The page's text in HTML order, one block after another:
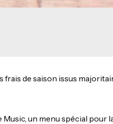
frais de saison issus
un menu spécial pour